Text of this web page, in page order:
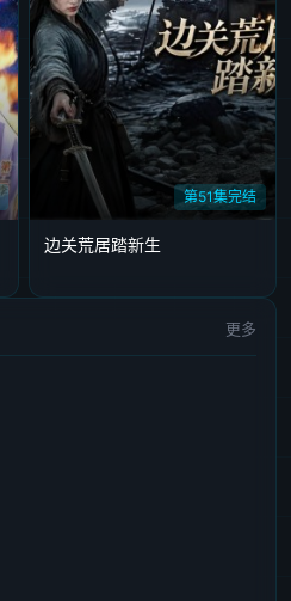
第51集完结
边关荒居踏新生
更多